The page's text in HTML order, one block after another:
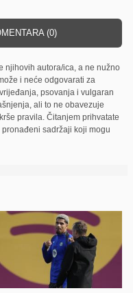
(0)
njihovih autora/ica, a ne nužno
i neće odgovarati za
psovanja i vulgaran
ali to ne obavezuje
pravila. Čitanjem prihvatate
sadržaji koji mogu